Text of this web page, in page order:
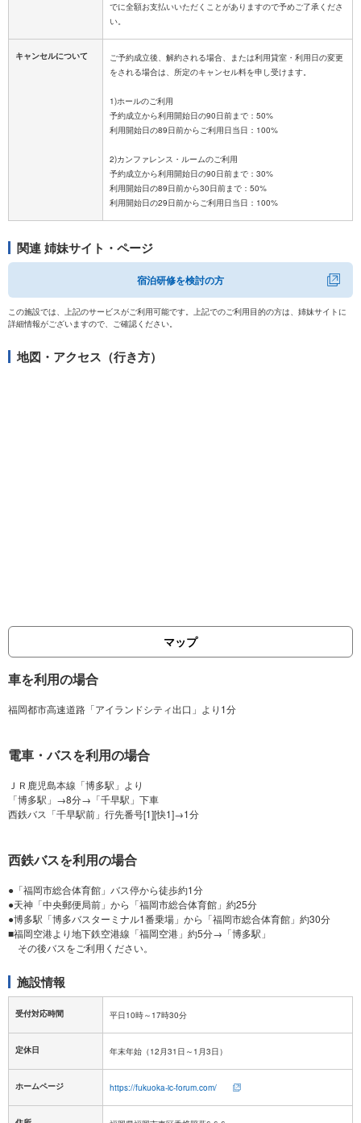
でに全額お支払いいただくことがありますので予めご了承くださ
キャンセルについて
ご予約成立後、解約される場合、または利用貸室・利用日の変更
をされる場合は、所定のキャンセル料を申し受けます。
1)ホールのご利用
予約成立から利用開始日の90日前まで：50%
利用開始日の89日前からご利用日当日：100%
2)カンファレンス・ルームのご利用
予約成立から利用開始日の90日前まで：30%
利用開始日の89日前から30日前まで：50%
関連 姉妹サイト・ページ
宿泊研修を検討の方
この施設では、上記のサービスがご利用可能です。上記でのご利用目的の方は、姉妹サイトに
詳細情報がございますので、ご確認ください。
地図・アクセス（行き方）
マップ
車を利用の場合
電車・バスを利用の場合
ＪＲ鹿児島本線「博多駅」より
「博多駅」→8分→「千早駅」下車
西鉄バスを利用の場合
●「福岡市総合体育館」バス停から徒歩約1分
●天神「中央郵便局前」から「福岡市総合体育館」約25分
●博多駅「博多バスターミナル1番乗場」から「福岡市総合体育館」約30分
■福岡空港より地下鉄空港線「福岡空港」約5分→「博多駅」
施設情報
受付対応時間
定休日
ホームページ https://fukuoka-ic-forum.com/